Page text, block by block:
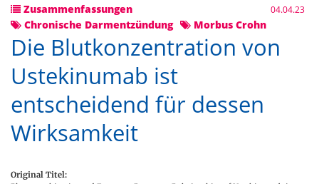
Zusammenfassungen 04.04.23
Chronische Darmentzündung Morbus Crohn
Die Blutkonzentration von
Ustekinumab ist
entscheidend für dessen
Wirksamkeit
Original Titel: